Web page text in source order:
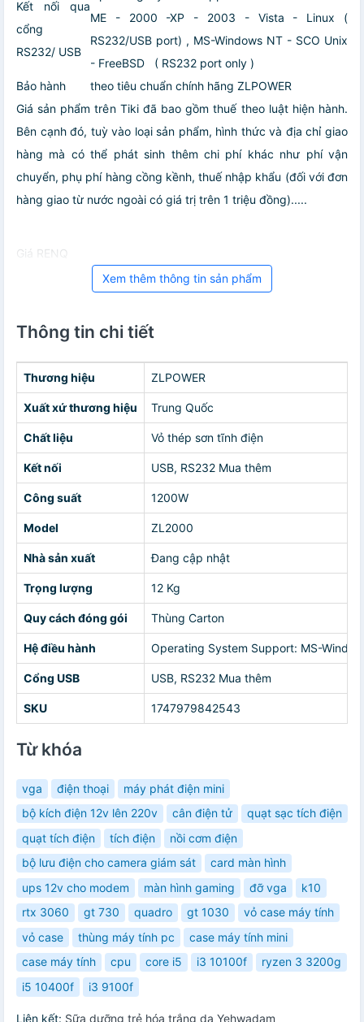
Kết nối qua
cổng
RS232/ USB
ME - 2000 -XP - 2003 - Vista - Linux (
RS232/USB port) , MS-Windows NT - SCO Unix
- FreeBSD ( RS232 port only )
Bảo hành
theo tiêu chuẩn chính hãng ZLPOWER
Giá sản phẩm trên Tiki đã bao gồm thuế theo luật hiện hành.
Bên cạnh đó, tuỳ vào loại sản phẩm, hình thức và địa chỉ giao
hàng mà có thể phát sinh thêm chi phí khác như phí vận
chuyển, phụ phí hàng cồng kềnh, thuế nhập khẩu (đối với đơn
hàng giao từ nước ngoài có giá trị trên 1 triệu đồng).....
Giá RENQ
Xem thêm thông tin sản phẩm
Thông tin chi tiết
Thương hiệu ZLPOWER
Xuất xứ thương hiệu Trung Quốc
Chất liệu Vỏ thép sơn tĩnh điện
Kết nối USB, RS232 Mua thêm
Công suất 1200W
Model ZL2000
Nhà sản xuất Đang cập nhật
Trọng lượng 12 Kg
Quy cách đóng gói Thùng Carton
Hệ điều hành Operating System Support: MS-
Cổng USB USB, RS232 Mua thêm
SKU 1747979842543
Từ khóa
vga điện thoại
máy phát điện mini
bộ kích điện 12v lên 220v
cân điện tử
quạt sạc tích điện
quạt tích điện
tích điện
nồi cơm điện
bộ lưu điện cho camera giám sát
card màn hình
ups 12v cho modem
màn hình gaming đỡ vga
k10
rtx 3060
gt 730 quadro gt 1030
vỏ case máy tính
vỏ case
thùng máy tính pc
case máy tính mini
case máy tính
cpu core i5 i3 10100f
ryzen 3 3200g
i5 10400f
i3 9100f
Liên kết: Sữa dưỡng trẻ hóa trắng da Yehwadam